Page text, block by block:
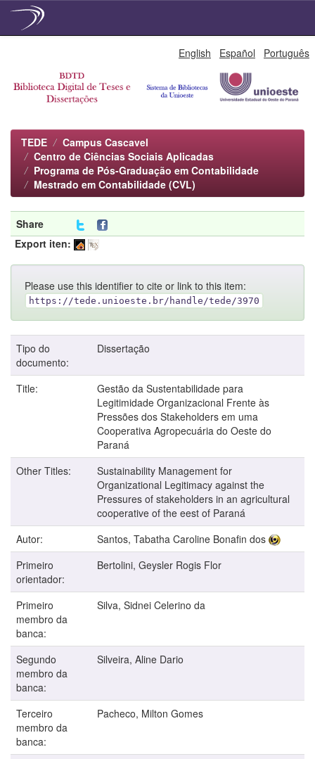
English Español Português
TEDE
Campus Cascavel
Centro de Ciências Sociais Aplicadas
Programa de Pós-Graduação em Contabilidade
Mestrado em Contabilidade (CVL)
Share
Export iten:
Please use this identifier to cite or link to this item:
https://tede.unioeste.br/handle/tede/3970
Tipo do
documento:
Dissertação
Title:
Gestão da Sustentabilidade para
Legitimidade Organizacional Frente às
Pressões dos Stakeholders em uma
Cooperativa Agropecuária do Oeste do
Paraná
Other Titles:
Sustainability Management for
Organizational Legitimacy against the
Pressures of stakeholders in an agricultural
cooperative of the eest of Paraná
Autor:
Santos, Tabatha Caroline Bonafin dos
Primeiro
orientador:
Bertolini, Geysler Rogis Flor
Primeiro
membro da
banca:
Silva, Sidnei Celerino da
Segundo
membro da
banca:
Silveira, Aline Dario
Terceiro
membro da
banca:
Pacheco, Milton Gomes